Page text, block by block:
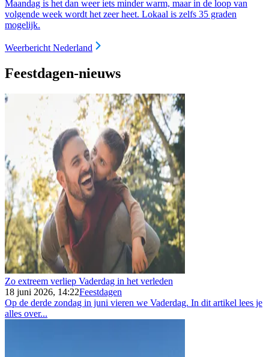
Maandag is het dan weer iets minder warm, maar in de loop van
volgende week wordt het zeer heet. Lokaal is zelfs 35 graden
mogelijk.
Weerbericht Nederland
Feestdagen-nieuws
Zo extreem verliep Vaderdag in het verleden
18 juni 2026, 14:22Feestdagen
Op de derde zondag in juni vieren we Vaderdag. In dit artikel lees je
alles over...